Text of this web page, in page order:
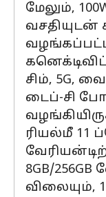
மேலும்,
வசதியுடன்
சிம், 5G,
டைப்-சி
ரியல்மீ 11
8GB/256GB
விலையும்,